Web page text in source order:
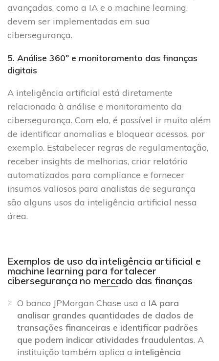
avançadas, como a IA e o machine learning,
devem ser implementadas em sua
cibersegurança.
5. Análise 360º e monitoramento das finanças
digitais
A inteligência artificial está diretamente
relacionada à análise e monitoramento da
cibersegurança. Com ela, é possível ir muito além
de identificar anomalias e bloquear acessos, por
exemplo. Estabelecer regras de regulamentação,
receber insights de melhorias, criar relatório
automatizados para compliance e fornecer
insumos valiosos para analistas de segurança
são alguns usos da inteligência artificial nessa
área.
Exemplos de uso da inteligência artificial e
machine learning para fortalecer
cibersegurança no mercado das finanças
O banco JPMorgan Chase usa a IA para
analisar grandes quantidades de dados de
transações financeiras e identificar padrões
que podem indicar atividades fraudulentas. A
instituição também aplica a inteligência